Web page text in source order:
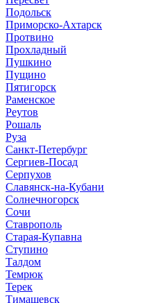
Подольск
Приморско-Ахтарск
Протвино
Прохладный
Пушкино
Пущино
Пятигорск
Раменское
Реутов
Рошаль
Руза
Санкт-Петербург
Сергиев-Посад
Серпухов
Славянск-на-Кубани
Солнечногорск
Сочи
Ставрополь
Старая-Купавна
Ступино
Талдом
Темрюк
Терек
Тимашевск